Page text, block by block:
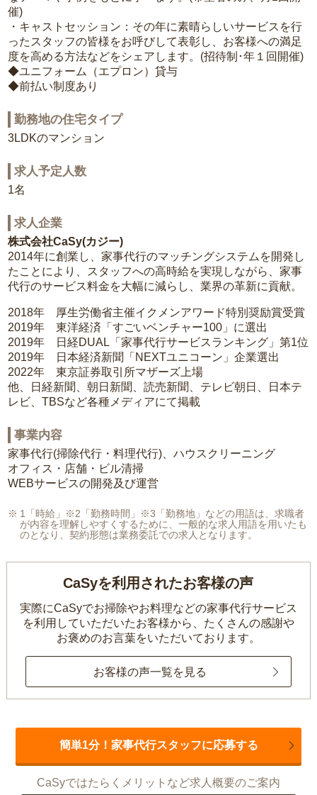
催)
・キャストセッション：その年に素晴らしいサービスを行
ったスタッフの皆様をお呼びして表彰し、お客様への満足
度を高める方法などをシェアします。(招待制･年１回開催)
◆ユニフォーム（エプロン）貸与
◆前払い制度あり
勤務地の住宅タイプ
3LDKのマンション
求人予定人数
1名
求人企業
株式会社CaSy(カジー)
2014年に創業し、家事代行のマッチングシステムを開発し
たことにより、スタッフへの高時給を実現しながら、家事
代行のサービス料金を大幅に減らし、業界の革新に貢献。
2018年 厚生労働省主催イクメンアワード特別奨励賞受賞
2019年 東洋経済「すごいベンチャー100」に選出
2019年 日経DUAL「家事代行サービスランキング」第1位
2019年 日本経済新聞「NEXTユニコーン」企業選出
2022年 東京証券取引所マザーズ上場
他、日経新聞、朝日新聞、読売新聞、テレビ朝日、日本テ
レビ、TBSなど各種メディアにて掲載
事業内容
家事代行(掃除代行・料理代行)、ハウスクリーニング
オフィス・店舗・ビル清掃
WEBサービスの開発及び運営
1「時給」※2「勤務時間」※3「勤務地」などの用語は、求職者
が内容を理解しやすくするために、一般的な求人用語を用いたも
のとなり、契約形態は業務委託での求人となります。
CaSyを利用されたお客様の声
実際にCaSyでお掃除やお料理などの家事代行サービス
を利用していただいたお客様から、 たくさんの感謝や
お褒めのお言葉をいただいております。
お客様の声一覧を見る
簡単1分！家事代行スタッフに応募する
CaSyではたらくメリットなど求人概要のご案内